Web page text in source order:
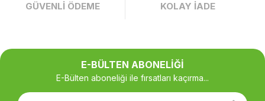
GÜVENLİ ÖDEME KOLAY İADE
E-BÜLTEN ABONELİĞİ
E-Bülten aboneliği ile fırsatları kaçırma...